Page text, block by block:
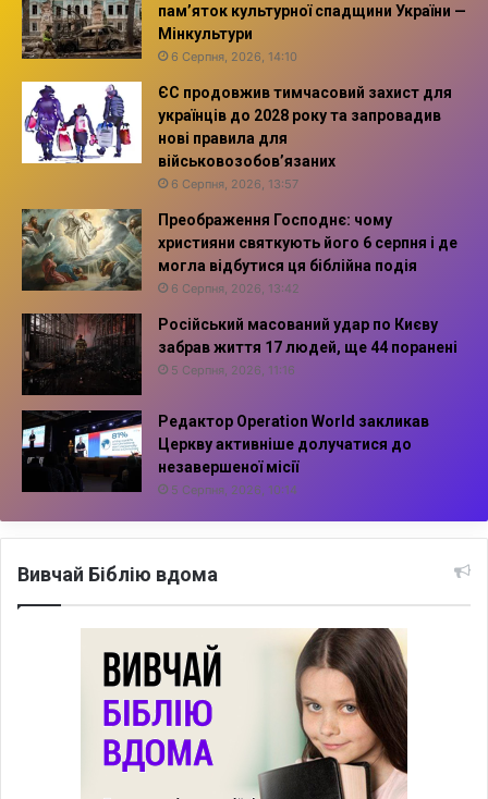
пам’яток культурної спадщини України —
Мінкультури
6 Серпня, 2026, 14:10
ЄС продовжив тимчасовий захист для
українців до 2028 року та запровадив
нові правила для
військовозобов’язаних
6 Серпня, 2026, 13:57
Преображення Господнє: чому
християни святкують його 6 серпня і де
могла відбутися ця біблійна подія
6 Серпня, 2026, 13:42
Російський масований удар по Києву
забрав життя 17 людей, ще 44 поранені
5 Серпня, 2026, 11:16
Редактор Operation World закликав
Церкву активніше долучатися до
незавершеної місії
5 Серпня, 2026, 10:14
Вивчай Біблію вдома